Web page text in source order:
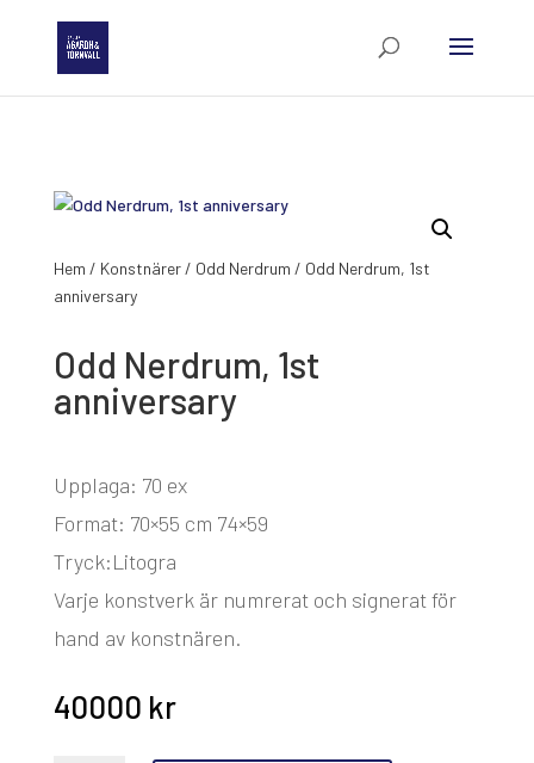
Hem / Konstnärer/ Odd Nerdrum / Odd Nerdrum, 1st
anniversary
Odd Nerdrum, 1st
anniversary
Upplaga: 70 ex
Format: 70×55 cm 74×59
Tryck:Litogra
Varje konstverk är numrerat och signerat för
hand av konstnären.
40000 kr